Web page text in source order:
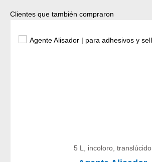
Omitir la galería de productos
Clientes que también compraron
5 L, incoloro, translúcido